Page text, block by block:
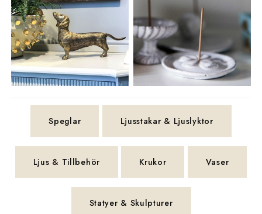
Speglar Ljusstakar & Ljuslyktor
Ljus & Tillbehör Krukor Vaser
Statyer & Skulpturer